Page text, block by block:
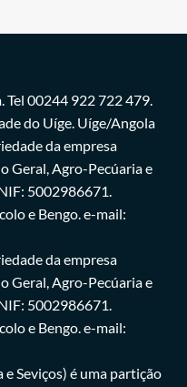
Tel 00244 922 722 479.
do Uíge. Uíge/Angola
da empresa
Geral, Agro-Pecúaria e
5002986671.
e Bengo. e-mail:
da empresa
Geral, Agro-Pecúaria e
5002986671.
e Bengo. e-mail:
Seviços) é uma partição